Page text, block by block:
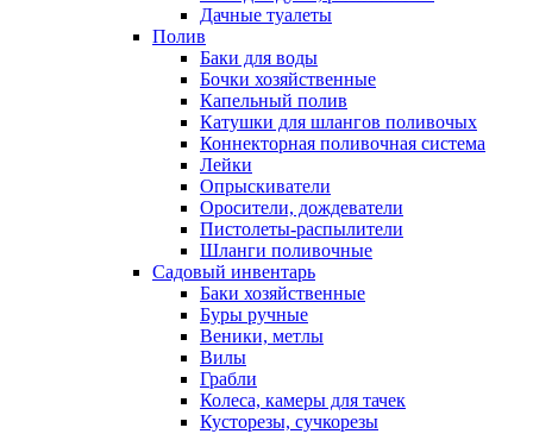
Дачные туалеты
Полив
Баки для воды
Бочки хозяйственные
Капельный полив
Катушки для шлангов поливочых
Коннекторная поливочная система
Лейки
Опрыскиватели
Оросители, дождеватели
Пистолеты-распылители
Шланги поливочные
Садовый инвентарь
Баки хозяйственные
Буры ручные
Веники, метлы
Вилы
Грабли
Колеса, камеры для тачек
Кусторезы, сучкорезы